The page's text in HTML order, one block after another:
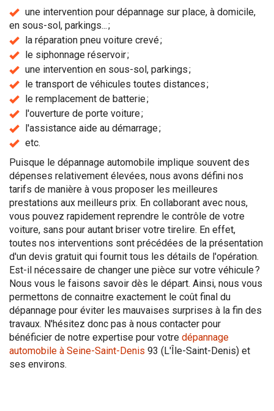
une intervention pour dépannage sur place, à domicile,
en sous-sol, parkings... ;
la réparation pneu voiture crevé ;
le siphonnage réservoir ;
une intervention en sous-sol, parkings ;
le transport de véhicules toutes distances ;
le remplacement de batterie ;
l'ouverture de porte voiture ;
l'assistance aide au démarrage ;
etc.
Puisque le dépannage automobile implique souvent des
dépenses relativement élevées, nous avons défini nos
tarifs de manière à vous proposer les meilleures
prestations aux meilleurs prix. En collaborant avec nous,
vous pouvez rapidement reprendre le contrôle de votre
voiture, sans pour autant briser votre tirelire. En effet,
toutes nos interventions sont précédées de la présentation
d'un devis gratuit qui fournit tous les détails de l'opération.
Est-il nécessaire de changer une pièce sur votre véhicule ?
Nous vous le faisons savoir dès le départ. Ainsi, nous vous
permettons de connaitre exactement le coût final du
dépannage pour éviter les mauvaises surprises à la fin des
travaux. N'hésitez donc pas à nous contacter pour
bénéficier de notre expertise pour votre dépannage
automobile à Seine-Saint-Denis 93 (L'Île-Saint-Denis) et
ses environs.